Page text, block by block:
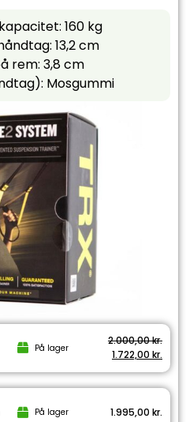
160 kg
13,2 cm
rem: 3,8 cm
Mosgummi
På lager
2.000,00kr.
1.722,00 kr.
På lager 1.995,00 kr.